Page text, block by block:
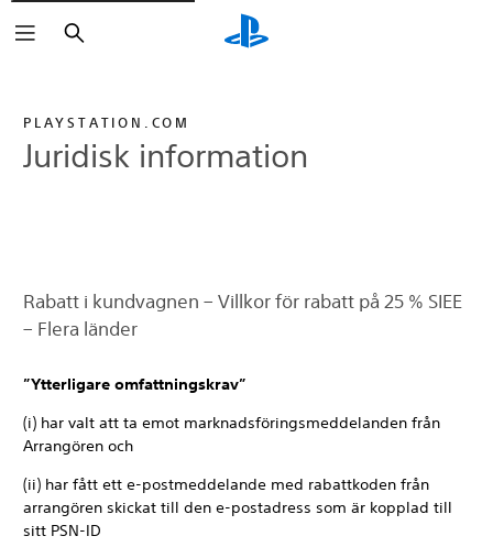
Sök
PLAYSTATION.COM
Juridisk information
Rabatt i kundvagnen – Villkor för rabatt på 25 % SIEE
– Flera länder
”Ytterligare omfattningskrav”
(i) har valt att ta emot marknadsföringsmeddelanden från
Arrangören och
(ii) har fått ett e-postmeddelande med rabattkoden från
arrangören skickat till den e-postadress som är kopplad till
sitt PSN-ID